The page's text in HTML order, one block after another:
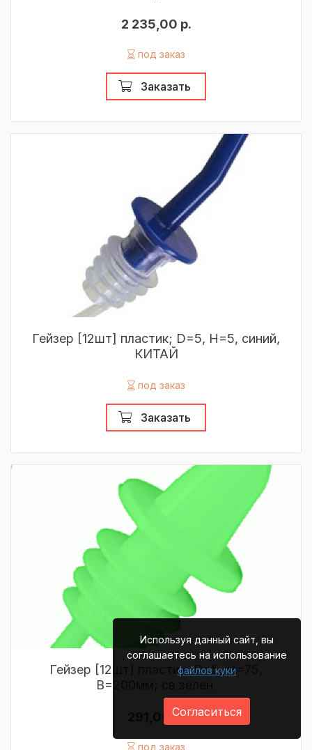
Используя данный сайт, вы
соглашаетесь на использование
файлов куки
Согласиться
2 235,00 р.
под заказ
Заказать
Гейзер [12шт] пластик; D=5, H=5, синий,
КИТАЙ
под заказ
Заказать
Гейзер [12шт] пластик; D=5, H=75,
B=200мм; св.зелен.
291,00 р.
под заказ